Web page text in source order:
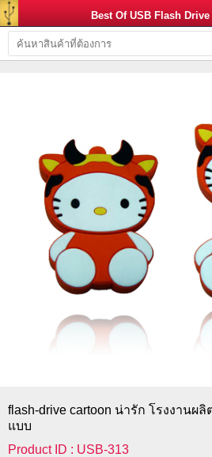
Best Of USB Flash
flash-drive cartoon น่ารัก โรงงานผ
แบบ
Product ID : USB-313